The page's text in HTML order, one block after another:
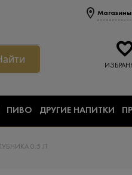
Магазины
ПИВО ДРУГИЕ НАПИТКИ
0.5 Л